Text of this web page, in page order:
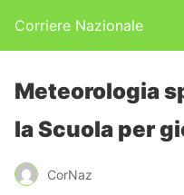
Corriere Nazionale
Meteorologia
la Scuola per
CorNaz